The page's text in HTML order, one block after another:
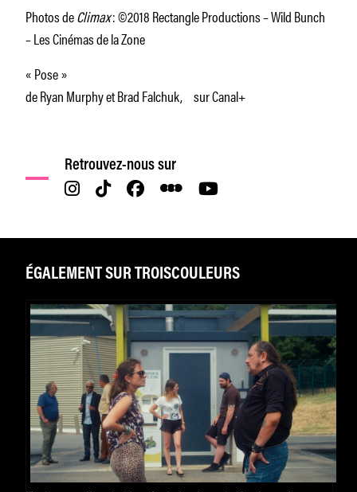
Photos deClimax: ©2018 Rectangle Productions – Wild Bunch
– Les Cinémas de la Zone
« Pose »
de Ryan Murphy et Brad Falchuk, sur Canal+
Retrouvez-nous sur
ÉGALEMENT SUR TROISCOULEURS